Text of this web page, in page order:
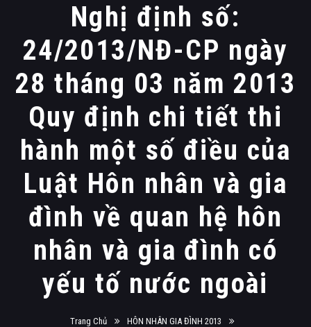
Nghị định số:
24/2013/NĐ-CP ngày
28 tháng 03 năm 2013
Quy định chi tiết thi
hành một số điều của
Luật Hôn nhân và gia
đình về quan hệ hôn
nhân và gia đình có
yếu tố nước ngoài
Trang Chủ
HÔN NHÂN GIA ĐÌNH 2013